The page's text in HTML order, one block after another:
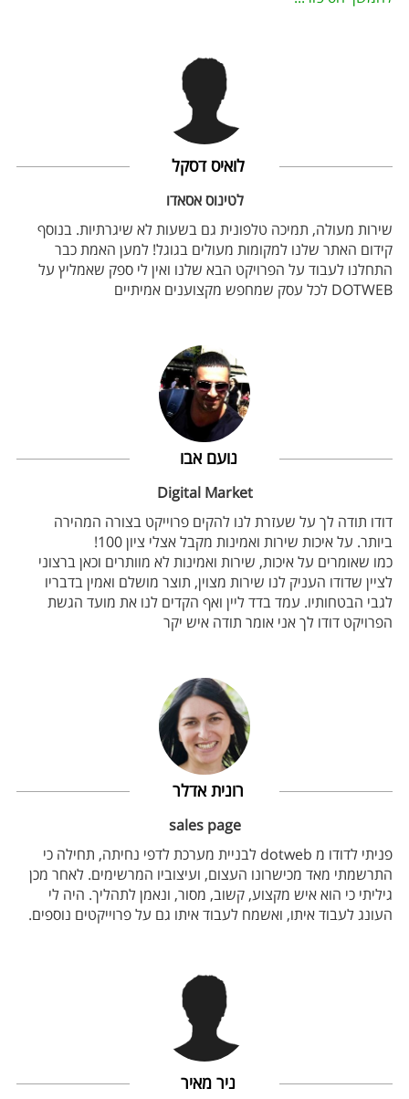
לואיס דסקל
לטינוס אסאדו
שירות מעולה, תמיכה טלפונית גם בשעות לא שיגרתיות. בנוסף
קידום האתר שלנו למקומות מעולים בגוגל! למען האמת כבר
התחלנו לעבוד על הפרויקט הבא שלנו ואין לי ספק שאמליץ על
DOTWEB לכל עסק שמחפש מקצוענים אמיתיים
נועם אבו
Digital Market
דודו תודה לך על שעזרת לנו להקים פרוייקט בצורה המהירה
ביותר. על איכות שירות ואמינות מקבל אצלי ציון 100!
כמו שאומרים על איכות, שירות ואמינות לא מוותרים וכאן ברצוני
לציין שדודו העניק לנו שירות מצוין, תוצר מושלם ואמין בדבריו
לגבי הבטחותיו. עמד בדד ליין ואף הקדים לנו את מועד הגשת
הפרויקט דודו לך אני אומר תודה איש יקר
רונית אדלר
sales page
פניתי לדודו מ dotweb לבניית מערכת לדפי נחיתה, תחילה כי
התרשמתי מאד מכישרונו העצום, ועיצוביו המרשימים. לאחר מכן
גיליתי כי הוא איש מקצוע, קשוב, מסור, ונאמן לתהליך. היה לי
העונג לעבוד איתו, ואשמח לעבוד איתו גם על פרוייקטים נוספים.
ניר מאיר